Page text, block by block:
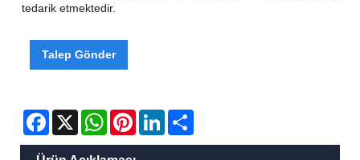
tedarik etmektedir.
Talep Gönder
Facebook
X WhatsAppPinterestLinkedIn